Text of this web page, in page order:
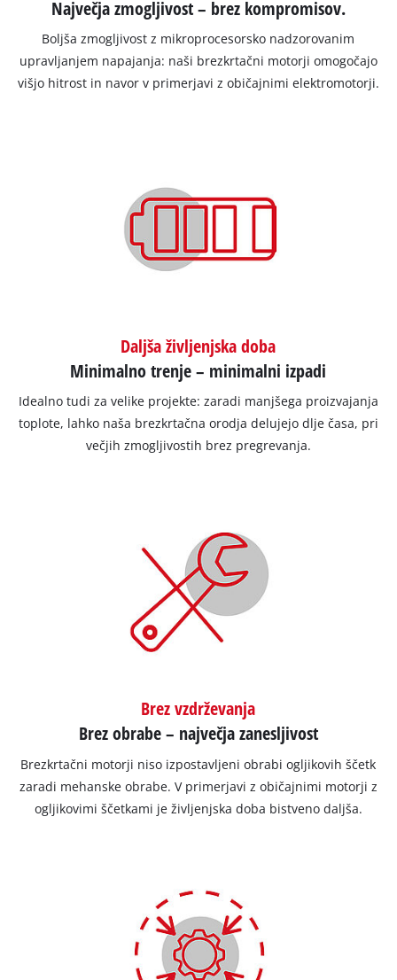
Največja zmogljivost – brez kompromisov.
Boljša zmogljivost z mikroprocesorsko nadzorovanim
upravljanjem napajanja: naši brezkrtačni motorji omogočajo
višjo hitrost in navor v primerjavi z običajnimi elektromotorji.
Daljša življenjska doba
Minimalno trenje – minimalni izpadi
Idealno tudi za velike projekte: zaradi manjšega proizvajanja
toplote, lahko naša brezkrtačna orodja delujejo dlje časa, pri
večjih zmogljivostih brez pregrevanja.
Brez vzdrževanja
Brez obrabe – največja zanesljivost
Brezkrtačni motorji niso izpostavljeni obrabi ogljikovih ščetk
zaradi mehanske obrabe. V primerjavi z običajnimi motorji z
ogljikovimi ščetkami je življenjska doba bistveno daljša.